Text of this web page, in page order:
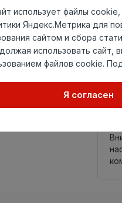
Номер
использует файлы
Яндекс.Метрика для
сайтом и сбора
использовать сайт,
файлов cookie.
Я согласен